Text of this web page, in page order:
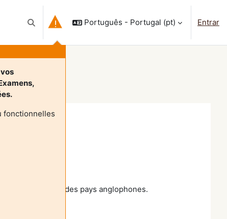
Alternar a entrada da pesquisa
fonctionnelles
Português - Portugal ‎(pt)‎ Entrar
juridiques des pays anglophones.